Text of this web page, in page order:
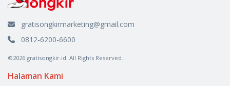
gratisongkirmarketing@gmail.com
0812-6200-6600
©2026 gratisongkir.id. All Rights Reserved.
Halaman Kami